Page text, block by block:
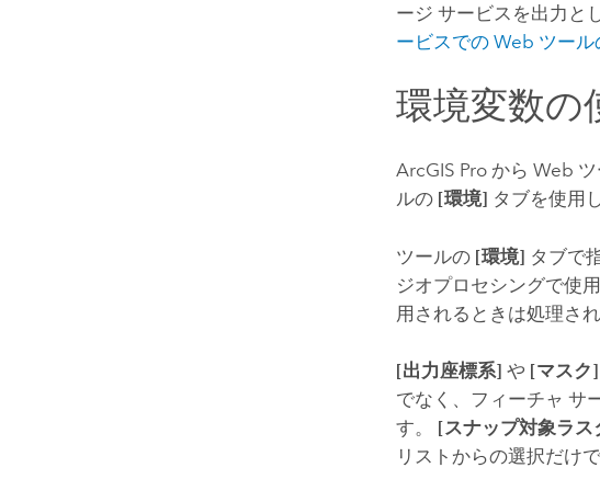
ージ サービスを出力と
ービスでの Web ツール
環境変数の
ArcGIS Pro から Web
ルの [環境] タブを使用
ツールの [環境] タブで
ジオプロセシングで使用
用されるときは処理され
[出力座標系] や [マスク]
でなく、フィーチャ サ
す。 [スナップ対象ラス
リストからの選択だけ